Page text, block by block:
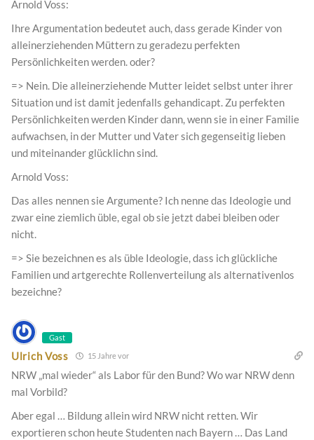
Arnold Voss:
Ihre Argumentation bedeutet auch, dass gerade Kinder von
alleinerziehenden Müttern zu geradezu perfekten
Persönlichkeiten werden. oder?
=> Nein. Die alleinerziehende Mutter leidet selbst unter ihrer
Situation und ist damit jedenfalls gehandicapt. Zu perfekten
Persönlichkeiten werden Kinder dann, wenn sie in einer Familie
aufwachsen, in der Mutter und Vater sich gegenseitig lieben
und miteinander glücklichn sind.
Arnold Voss:
Das alles nennen sie Argumente? Ich nenne das Ideologie und
zwar eine ziemlich üble, egal ob sie jetzt dabei bleiben oder
nicht.
=> Sie bezeichnen es als üble Ideologie, dass ich glückliche
Familien und artgerechte Rollenverteilung als alternativenlos
bezeichne?
Gast
Ulrich Voss 15 Jahre vor
NRW „mal wieder“ als Labor für den Bund? Wo war NRW denn
mal Vorbild?
Aber egal … Bildung allein wird NRW nicht retten. Wir
exportieren schon heute Studenten nach Bayern … Das Land